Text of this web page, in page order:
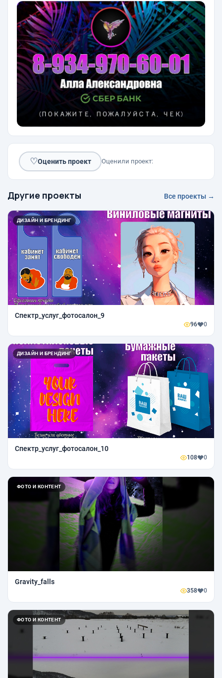
♡Оценить проект Оценили проект:
Другие проекты Все проекты →
ДИЗАЙН И БРЕНДИНГ
Спектр_услуг_фотосалон_9
96 0
ДИЗАЙН И БРЕНДИНГ
Спектр_услуг_фотосалон_10
108 0
ФОТО И КОНТЕНТ
Gravity_falls
358 0
ФОТО И КОНТЕНТ